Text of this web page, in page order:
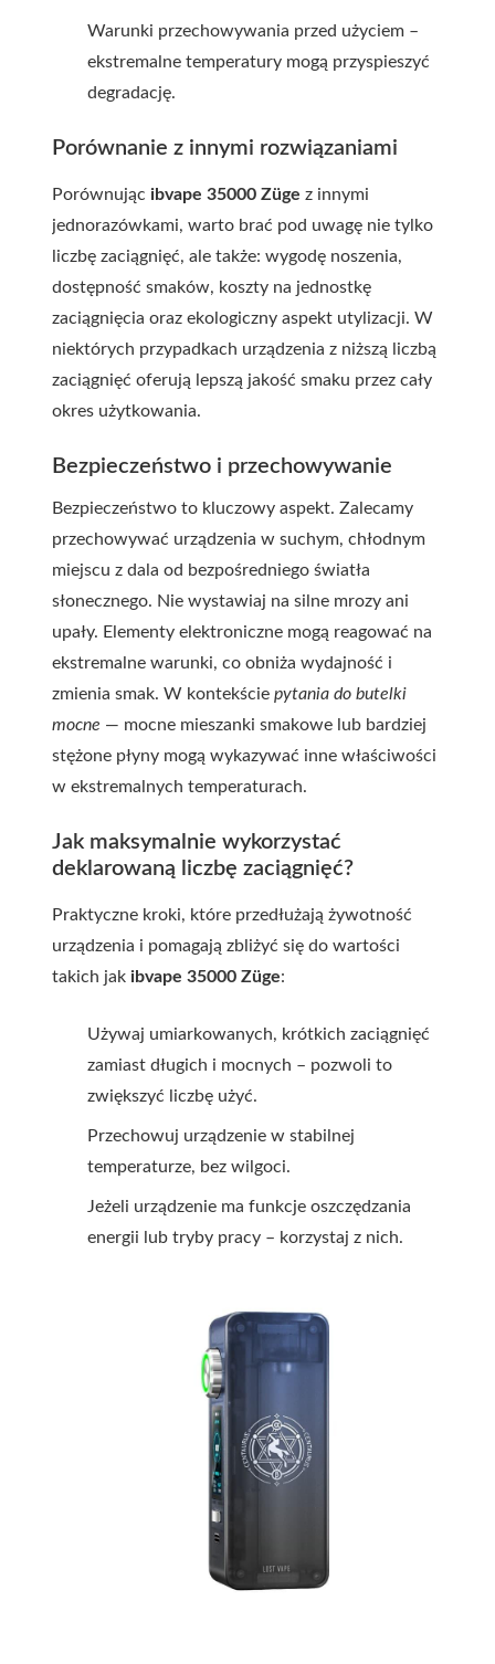
Warunki przechowywania przed użyciem –
ekstremalne temperatury mogą przyspieszyć
degradację.
Porównanie z innymi rozwiązaniami
Porównując ibvape 35000 Züge z innymi
jednorazówkami, warto brać pod uwagę nie tylko
liczbę zaciągnięć, ale także: wygodę noszenia,
dostępność smaków, koszty na jednostkę
zaciągnięcia oraz ekologiczny aspekt utylizacji. W
niektórych przypadkach urządzenia z niższą liczbą
zaciągnięć oferują lepszą jakość smaku przez cały
okres użytkowania.
Bezpieczeństwo i przechowywanie
Bezpieczeństwo to kluczowy aspekt. Zalecamy
przechowywać urządzenia w suchym, chłodnym
miejscu z dala od bezpośredniego światła
słonecznego. Nie wystawiaj na silne mrozy ani
upały. Elementy elektroniczne mogą reagować na
ekstremalne warunki, co obniża wydajność i
zmienia smak. W kontekście pytania do butelki
mocne — mocne mieszanki smakowe lub bardziej
stężone płyny mogą wykazywać inne właściwości
w ekstremalnych temperaturach.
Jak maksymalnie wykorzystać
deklarowaną liczbę zaciągnięć?
Praktyczne kroki, które przedłużają żywotność
urządzenia i pomagają zbliżyć się do wartości
takich jak ibvape 35000 Züge:
Używaj umiarkowanych, krótkich zaciągnięć
zamiast długich i mocnych – pozwoli to
zwiększyć liczbę użyć.
Przechowuj urządzenie w stabilnej
temperaturze, bez wilgoci.
Jeżeli urządzenie ma funkcje oszczędzania
energii lub tryby pracy – korzystaj z nich.